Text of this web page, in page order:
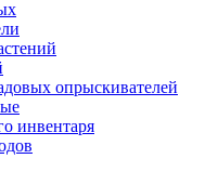
опрыскивателей
инвентаря